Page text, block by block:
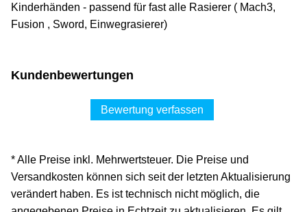
Kinderhänden - passend für fast alle Rasierer ( Mach3,
Fusion , Sword, Einwegrasierer)
Kundenbewertungen
Bewertung verfassen
* Alle Preise inkl. Mehrwertsteuer. Die Preise und
Versandkosten können sich seit der letzten Aktualisierung
verändert haben. Es ist technisch nicht möglich, die